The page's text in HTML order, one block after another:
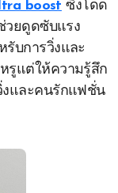
boost ซึ่งโดด
วยดูดซับแรง
รับการวิ่งและ
รูแต่ให้ความรู้สึก
งและคนรักแฟชั่น